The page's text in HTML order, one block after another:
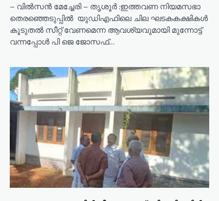
– വിൽസൻ മേച്ചേരി – തൃശൂർ :ഇത്തവണ നിയമസഭാ
തെരഞ്ഞെടുപ്പിൽ യുഡിഎഫിലെ ചില ഘടകകക്ഷികൾ
കൂടുതൽ സീറ്റ് വേണമെന്ന ആവശ്യവുമായി മുന്നോട്ട്
വന്നപ്പോൾ പി ജെ ജോസഫ്…